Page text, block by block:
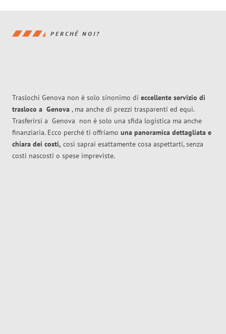
PERCHÉ NOI?
Traslochi Genova non è solo sinonimo di eccellente servizio di
trasloco a Genova , ma anche di prezzi trasparenti ed equi.
Trasferirsi a Genova non è solo una sfida logistica ma anche
finanziaria. Ecco perché ti offriamo una panoramica dettagliata e
chiara dei costi, così saprai esattamente cosa aspettarti, senza
costi nascosti o spese impreviste.